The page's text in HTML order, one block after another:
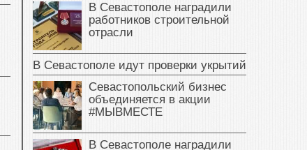
В Севастополе наградили
работников строительной
отрасли
В Севастополе идут проверки укрытий
Севастопольский бизнес
объединяется в акции
#МЫВМЕСТЕ
В Севастополе наградили